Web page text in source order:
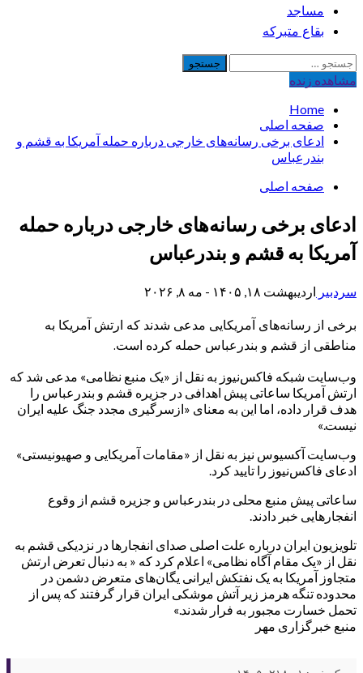
مساجد
بقاع متبرکه
جستجو
برای:
مشاهده‌ زنده
Home
صفحه اصلی
ادعای برخی رسانه‌های خارجی درباره حمله آمریکا به قشم و
بندرعباس
صفحه اصلی
ادعای برخی رسانه‌های خارجی درباره حمله
آمریکا به قشم و بندرعباس
سردبیر اردیبهشت ۱۸, ۱۴۰۵ - مه ۸, ۲۰۲۶
برخی از رسانه‌های آمریکایی مدعی شدند که ارتش آمریکا به
مناطقی از قشم و بندرعباس حمله کرده است.
وب‌سایت شبکه فاکس‌نیوز به نقل از «یک منبع نظامی» مدعی شد که
ارتش آمریکا ساعاتی پیش اهدافی در جزیره قشم و بندرعباس را
هدف قرار داده، اما این به معنای «ازسرگیری مجدد جنگ علیه ایران
نیست.»
وب‌سایت آکسیوس نیز به نقل از «مقامات آمریکایی و صهیونیستی»
ادعای فاکس‌نیوز را تایید کرد.
ساعاتی پیش منبع محلی در بندرعباس و جزیره قشم از وقوع
انفجارهایی خبر دادند.
تلویزیون ایران درباره علت اصلی صدای انفجارها در نزدیکی قشم به
نقل از «یک مقام آگاه نظامی» اعلام کرد که « به دنبال تعرض ارتش
متجاوز آمریکا به یک نفتکش ایرانی یگان‌های متعرض دشمن در
محدوده تنگه هرمز زیر آتش موشکی ایران قرار گرفتند که پس از
تحمل خسارت مجبور به فرار شدند.»
منبع خبرگزاری مهر